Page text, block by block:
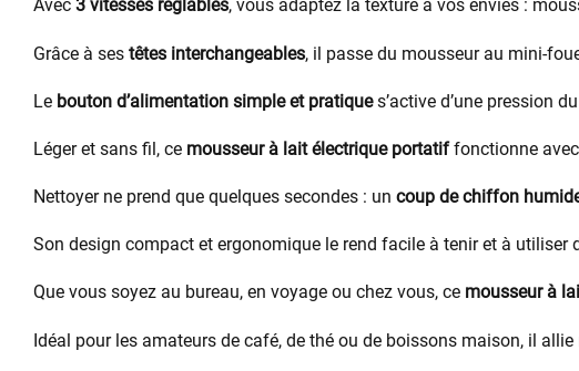
Avec 3 vitesses réglables, vous adaptez la texture à vos envies :
Grâce à ses têtes interchangeables, il passe du mousseur au mini-
Le bouton d’alimentation simple et pratiques’active d’une pression
Léger et sans fil, ce mousseur à lait électrique portatiffonctionne avec
Nettoyer ne prend que quelques secondes : un coup de chiffon
Son design compact et ergonomique le rend facile à tenir et à utiliser
Que vous soyez au bureau, en voyage ou chez vous, ce mousseur à
Idéal pour les amateurs de café, de thé ou de boissons maison, il